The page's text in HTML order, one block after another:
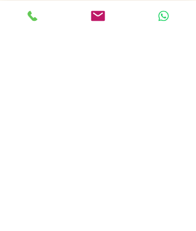
Conectando o Mundo Rural